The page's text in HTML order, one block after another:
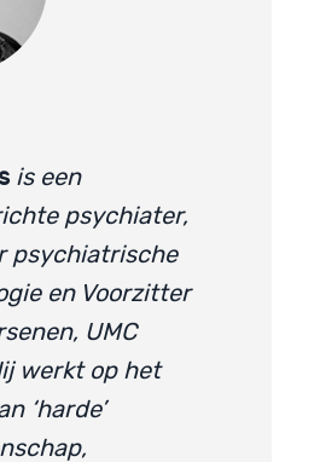
is een
psychiater,
psychiatrische
en Voorzitter
UMC
werkt op het
‘harde’